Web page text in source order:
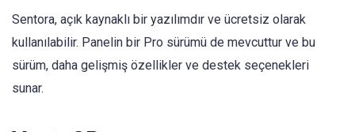
Sentora, açık kaynaklı bir yazılımdır ve ücretsiz olarak
kullanılabilir. Panelin bir Pro sürümü de mevcuttur ve bu
sürüm, daha gelişmiş özellikler ve destek seçenekleri
sunar.